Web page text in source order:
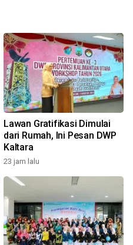
Lawan Gratifikasi Dimulai
dari Rumah, Ini Pesan DWP
Kaltara
23 jam lalu